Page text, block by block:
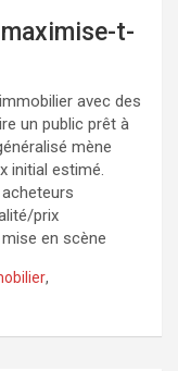
t-
avec des
un public prêt à
mène
initial estimé.
prix
en scène
,